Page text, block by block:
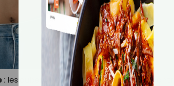
: les aubergines absorbent peu d’huile,